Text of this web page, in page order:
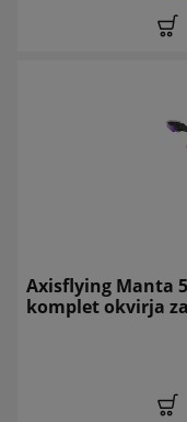
Axisflying Manta
komplet okvirja